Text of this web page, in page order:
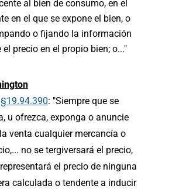
al bien de consumo, en el
en el que se expone el bien, o
o fijando la información
el precio en el propio bien; o..."
§19.94.390: "Siempre que se
u ofrezca, exponga o anuncie
venta cualquier mercancía o
no se tergiversará el precio,
el precio de ninguna
calculada o tendente a inducir